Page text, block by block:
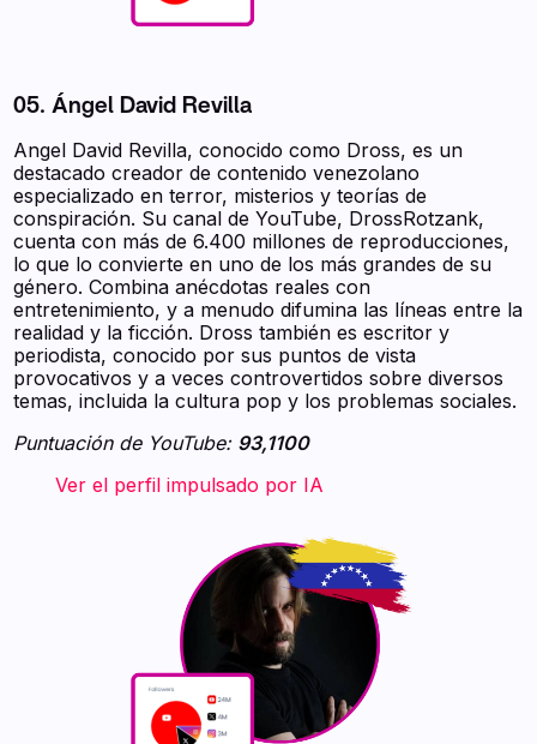
05. Ángel David Revilla
Angel David Revilla, conocido como Dross, es un
destacado creador de contenido venezolano
especializado en terror, misterios y teorías de
conspiración. Su canal de YouTube, DrossRotzank,
cuenta con más de 6.400 millones de reproducciones,
lo que lo convierte en uno de los más grandes de su
género. Combina anécdotas reales con
entretenimiento, y a menudo difumina las líneas entre la
realidad y la ficción. Dross también es escritor y
periodista, conocido por sus puntos de vista
provocativos y a veces controvertidos sobre diversos
temas, incluida la cultura pop y los problemas sociales.
Puntuación de YouTube: 93,1100
‍ ‍ ‍ ‍ ‍ ‍ ‍ Ver el perfil impulsado por IA ‍ ‍ ‍